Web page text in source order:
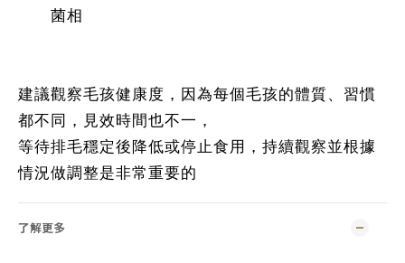
菌相
建議觀察毛孩健康度，因為每個毛孩的體質、習慣
都不同，見效時間也不一，
等待排毛穩定後降低或停止食用，持續觀察並根據
情況做調整是非常重要的
了解更多